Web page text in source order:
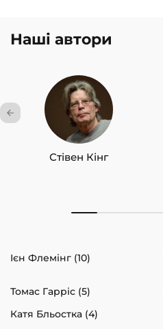
Наші автори
Стівен Кінг
Ієн Флемінг (10)
Томас Гарріс (5)
Катя Бльостка (4)